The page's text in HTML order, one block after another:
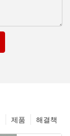
해결책
제품